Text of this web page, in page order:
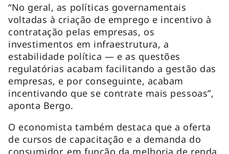
“No geral, as políticas governamentais
voltadas à criação de emprego e incentivo à
contratação pelas empresas, os
investimentos em infraestrutura, a
estabilidade política — e as questões
regulatórias acabam facilitando a gestão das
empresas, e por conseguinte, acabam
incentivando que se contrate mais pessoas”,
aponta Bergo.
O economista também destaca que a oferta
de cursos de capacitação e a demanda do
consumidor, em função da melhoria de renda,